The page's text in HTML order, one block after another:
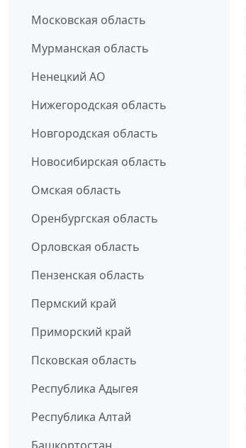
Московская область
Мурманская область
Ненецкий АО
Нижегородская область
Новгородская область
Новосибирская область
Омская область
Оренбургская область
Орловская область
Пензенская область
Пермский край
Приморский край
Псковская область
Республика Адыгея
Республика Алтай